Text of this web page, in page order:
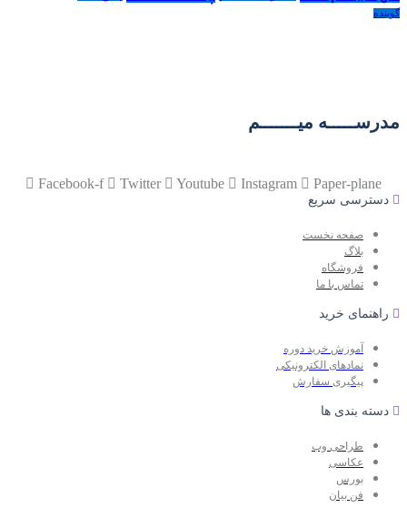
گوینده
مدرســـــه میـــــــم
Facebook-f Twitter Youtube Instagram Paper-plane
دسترسی سریع
صفحه نخست
بلاگ
فروشگاه
تماس با ما
راهنمای خرید
آموزش خرید دوره
نمادهای الکترونیکی
پیگیری سفارش
دسته بندی ها
طراحی وب
عکاسی
بورس
فن بیان